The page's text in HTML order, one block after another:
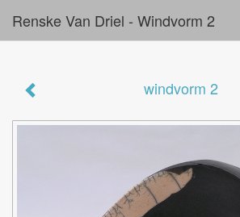
Renske Van Driel - Windvorm 2
windvorm 2